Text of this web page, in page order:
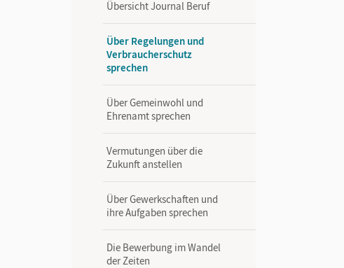
Übersicht Journal Beruf
Über Regelungen und
Verbraucherschutz
sprechen
Über Gemeinwohl und
Ehrenamt sprechen
Vermutungen über die
Zukunft anstellen
Über Gewerkschaften und
ihre Aufgaben sprechen
Die Bewerbung im Wandel
der Zeiten